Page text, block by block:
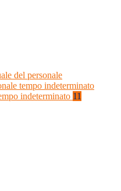
del personale
tempo indeterminato
indeterminato 11